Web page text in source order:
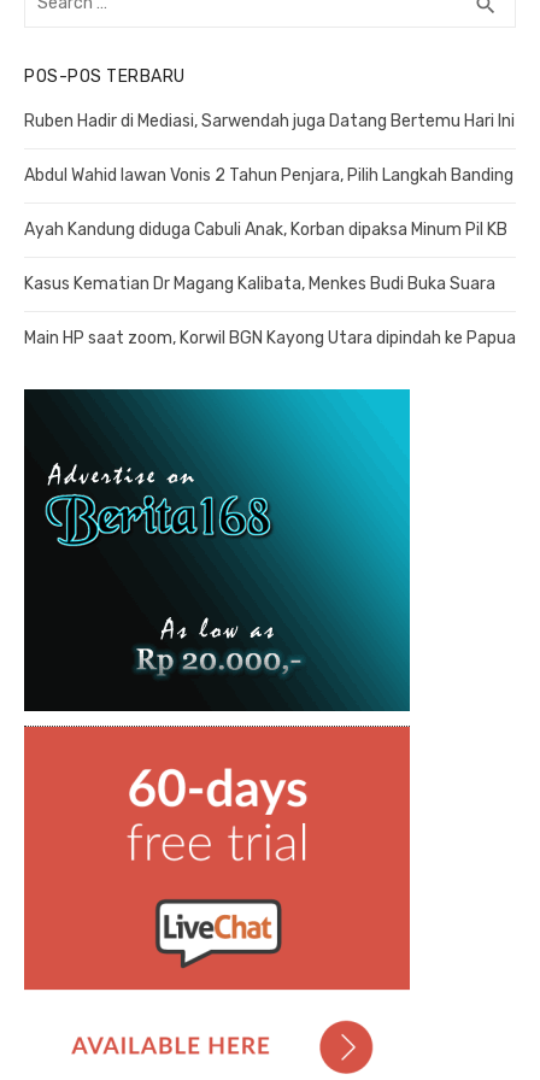
POS-POS TERBARU
Ruben Hadir di Mediasi, Sarwendah juga Datang Bertemu Hari Ini
Abdul Wahid lawan Vonis 2 Tahun Penjara, Pilih Langkah Banding
Ayah Kandung diduga Cabuli Anak, Korban dipaksa Minum Pil KB
Kasus Kematian Dr Magang Kalibata, Menkes Budi Buka Suara
Main HP saat zoom, Korwil BGN Kayong Utara dipindah ke Papua